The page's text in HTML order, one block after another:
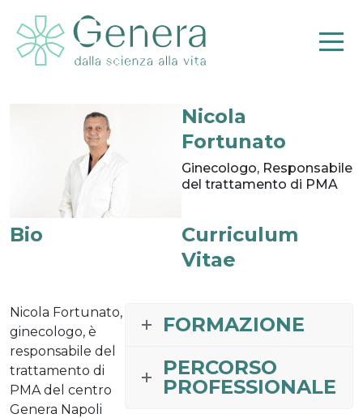
Nicola
Fortunato
Ginecologo, Responsabile
del trattamento di PMA
Bio
Curriculum
Vitae
Nicola Fortunato,
ginecologo, è
responsabile del
trattamento di
PMA del centro
Genera Napoli
FORMAZIONE
PERCORSO
PROFESSIONALE